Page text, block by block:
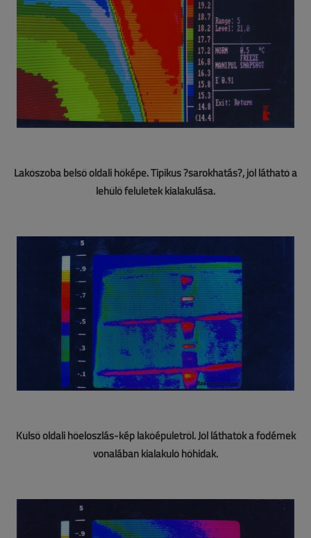
Lakószoba belső oldali hőképe. Tipikus ?sarokhatás?, jól látható a
lehűlő felületek kialakulása.
Külső oldali hőeloszlás-kép lakóépületről. Jól láthatók a födémek
vonalában kialakuló hőhidak.